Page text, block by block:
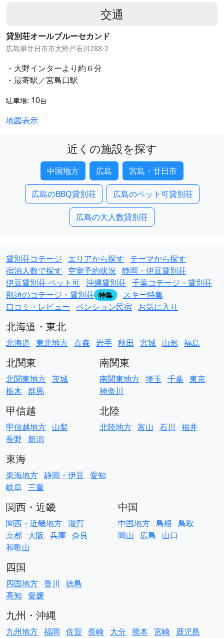
交通
貸別荘オールブルーセカンド
広島県廿日市市大野戸石川288-2
・大野インターより約６分
・最寄駅／宮島口駅
駐車場: 10台
地図表示
近くの施設を探す
中国地方 広島 宮島・廿日市
広島のBBQ貸別荘 広島のペット可貸別荘
広島の大人数貸別荘
貸別荘コテージ エリアから探す
テーマから探す
宿泊人数で探す
空室予約状況 静岡・伊豆貸別荘
伊豆貸別荘 ペット可 沖縄貸別荘 千葉コテージ・貸別荘
那須のコテージ・貸別荘 特集
スキー特集
口コミ・レビュー ペンション民宿 お気に入り
北海道・東北
北海道 東北地方 青森 岩手 秋田 宮城 山形 福島
北関東
北関東地方 茨城
栃木 群馬
南関東
南関東地方 埼玉 千葉 東京
神奈川
甲信越
甲信越地方 山梨
長野
新潟
北陸
北陸地方 富山 石川 福井
東海
東海地方 静岡・伊豆 愛知
岐阜 三重
関西・近畿
関西・近畿地方 滋賀
京都 大阪 兵庫 奈良
和歌山
中国
中国地方 島根 鳥取
岡山
広島 山口
四国
四国地方 香川
徳島
高知 愛媛
九州・沖縄
九州地方 福岡 佐賀 長崎 大分 熊本 宮崎 鹿児島